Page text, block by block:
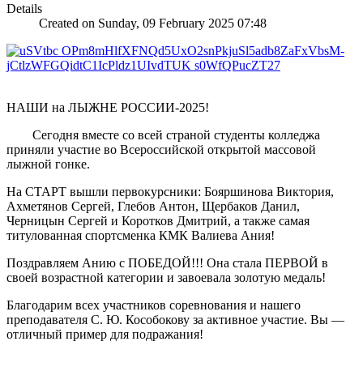
Details
Created on Sunday, 09 February 2025 07:48
НАШИ на ЛЫЖНЕ РОССИИ-2025!
Сегодня вместе со всей страной студенты колледжа
приняли участие во Всероссийской открытой массовой
лыжной гонке.
На СТАРТ вышли первокурсники: Бояршинова Виктория,
Ахметянов Сергей, Глебов Антон, Щербаков Данил,
Черницын Сергей и Коротков Дмитрий, а также самая
титулованная спортсменка КМК Валиева Ания!
Поздравляем Анию с ПОБЕДОЙ!!! Она стала ПЕРВОЙ в
своей возрастной категории и завоевала золотую медаль!
Благодарим всех участников соревнования и нашего
преподавателя С. Ю. Кособокову за активное участие. Вы —
отличный пример для подражания!